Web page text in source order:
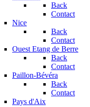
Back
Contact
Nice
Back
Contact
Ouest Etang de Berre
Back
Contact
Paillon-Bévéra
Back
Contact
Pays d'Aix